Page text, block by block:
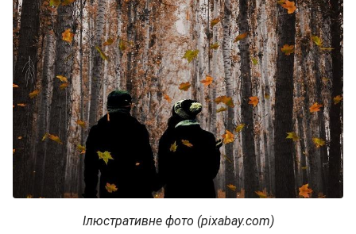
Ілюстративне фото (pixabay.com)